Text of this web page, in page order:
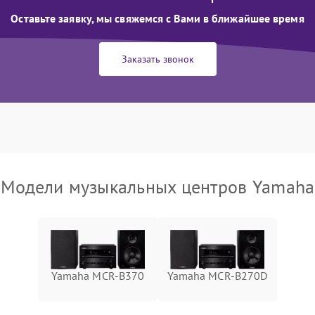
Оставьте заявку, мы свяжемся с Вами в ближайшее время
Заказать звонок
Модели музыкальных центров Yamaha
Yamaha MCR-B370 Yamaha MCR-B270D